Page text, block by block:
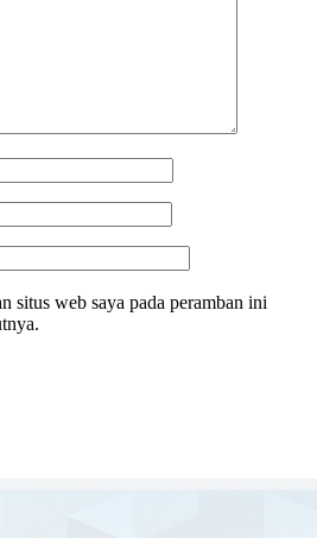
situs web saya pada peramban ini